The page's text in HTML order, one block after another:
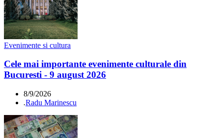
Evenimente si cultura
Cele mai importante evenimente culturale din
Bucuresti - 9 august 2026
8/9/2026
.Radu Marinescu